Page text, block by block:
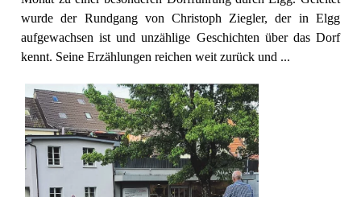
wurde der Rundgang von Christoph Ziegler, der in Elgg
aufgewachsen ist und unzählige Geschichten über das Dorf
kennt. Seine Erzählungen reichen weit zurück und ...